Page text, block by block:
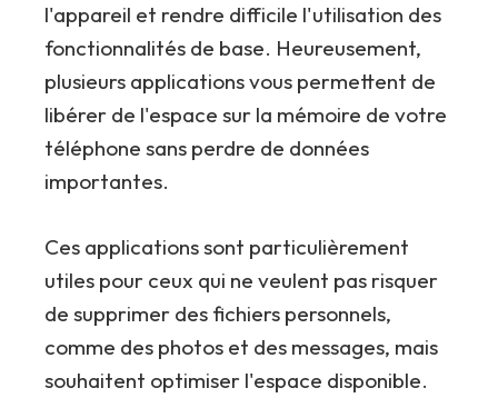
l'appareil et rendre difficile l'utilisation des
fonctionnalités de base. Heureusement,
plusieurs applications vous permettent de
libérer de l'espace sur la mémoire de votre
téléphone sans perdre de données
importantes.
Ces applications sont particulièrement
utiles pour ceux qui ne veulent pas risquer
de supprimer des fichiers personnels,
comme des photos et des messages, mais
souhaitent optimiser l'espace disponible.